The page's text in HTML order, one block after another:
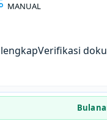
MANUAL
Verifikasi